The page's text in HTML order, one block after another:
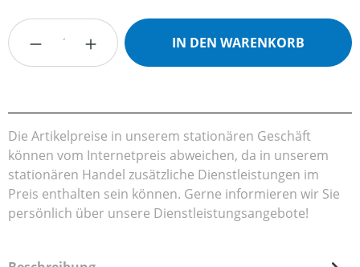
Produkt Anzahl: Gib den gewünschten
IN DEN WARENKORB
Die Artikelpreise in unserem stationären Geschäft
können vom Internetpreis abweichen, da in unserem
stationären Handel zusätzliche Dienstleistungen im
Preis enthalten sein können. Gerne informieren wir Sie
persönlich über unsere Dienstleistungsangebote!